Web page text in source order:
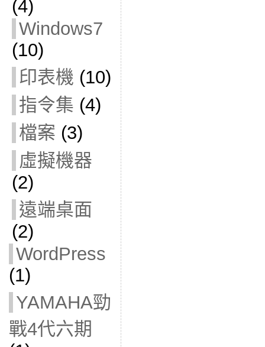
(4)
Windows7
(10)
印表機 (10)
指令集 (4)
檔案 (3)
虛擬機器
(2)
遠端桌面
(2)
WordPress
(1)
YAMAHA勁
戰4代六期